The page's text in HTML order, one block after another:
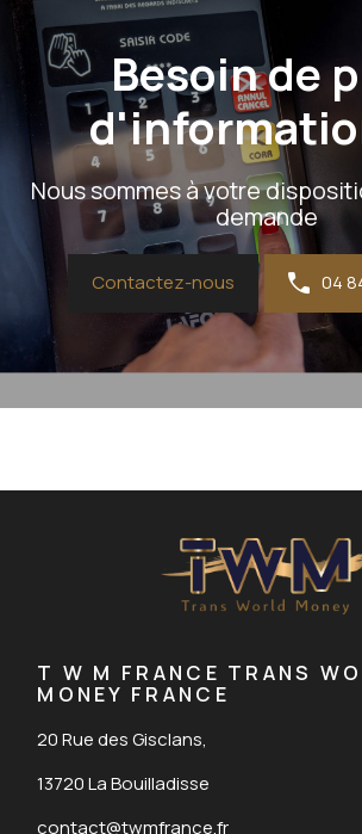
Besoin de
Nous sommes à votre
demande
Contactez-nous 04
T W M FRANCE TRANS
MONEY FRANCE
20 Rue des Gisclans,
13720 La Bouilladisse
contact@twmfrance.fr